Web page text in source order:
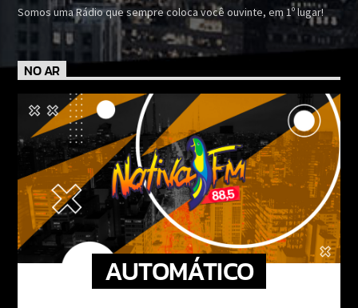
Somos uma Rádio que sempre coloca você ouvinte, em 1º lugar!
NO AR
AUTOMÁTICO